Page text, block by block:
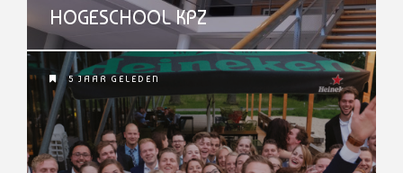
HOGESCHOOL KPZ
5 JAAR GELEDEN